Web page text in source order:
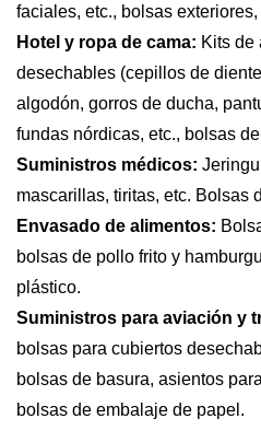
faciales, etc., bolsas
Hotel y ropa de cama: Kits de
desechables (cepillos de
algodón, gorros de ducha,
fundas nórdicas, etc., bolsas
Suministros médicos:
mascarillas, tiritas, etc. Bolsas
Envasado de alimentos:
bolsas de pollo frito y
plástico.
Suministros para aviación y
bolsas para cubiertos
bolsas de basura, asientos
bolsas de embalaje de papel.